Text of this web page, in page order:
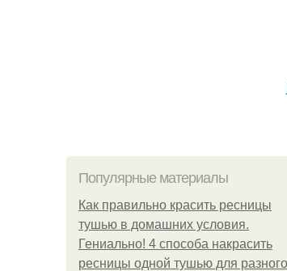
Популярные материалы
Как правильно красить ресницы
тушью в домашних условия.
Гениально! 4 способа накрасить
ресницы одной тушью для разного